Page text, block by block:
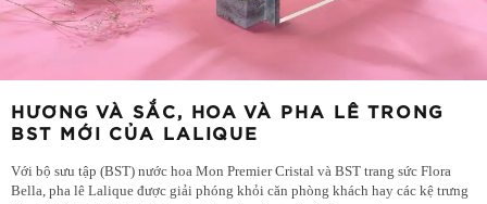
HƯƠNG VÀ SẮC, HOA VÀ PHA LÊ TRONG
BST MỚI CỦA LALIQUE
Với bộ sưu tập (BST) nước hoa Mon Premier Cristal và BST trang sức Flora
Bella, pha lê Lalique được giải phóng khỏi căn phòng khách hay các kệ trưng